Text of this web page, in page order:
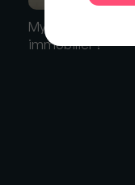
My Sweet
immobilier ?"